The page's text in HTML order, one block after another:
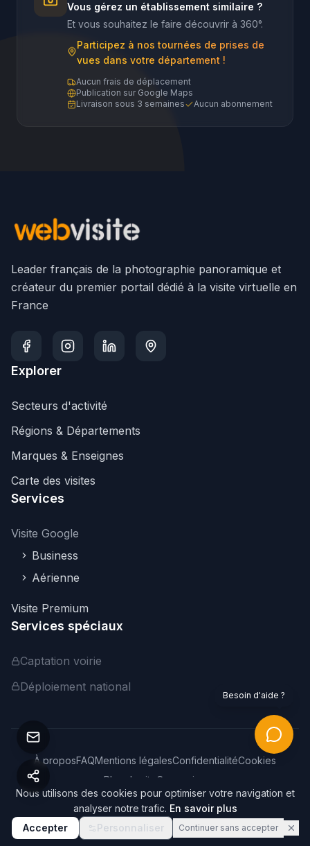
Vous gérez un établissement similaire ?
Et vous souhaitez le faire découvrir à 360°.
Participez à nos tournées de prises de
vues dans votre département !
Aucun frais de déplacement
Publication sur Google Maps
Livraison sous 3 semaines
Aucun abonnement
Leader français de la photographie panoramique et
créateur du premier portail dédié à la visite virtuelle en
France
Explorer
Secteurs d'activité
Régions & Départements
Marques & Enseignes
Carte des visites
Services
Visite Google
Business
Aérienne
Visite Premium
Services spéciaux
Captation voirie
Déploiement national
©2026 Webvisite. Tous droits réservés.
À proposFAQMentions légalesConfidentialitéCookies
Plan du site
Connexion
Nous utilisons des cookies pour optimiser votre navigation et
analyser notre trafic. En savoir plus
Accepter
Personnaliser Continuer sans accepter
Besoin d'aide ?